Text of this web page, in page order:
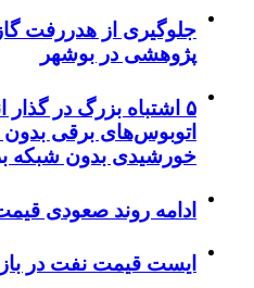
جلوگیری از هدررفت
پژوهشی در بوشهر
۵ اشتباه بزرگ در گذار
اتوبوس‌های برقی بدون
خورشیدی بدون شبکه
ادامه روند صعودی
ایست قیمت نفت در